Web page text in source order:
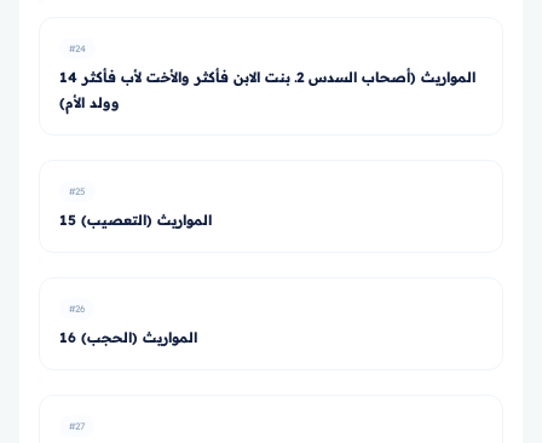
#24
14 المواريث (أصحاب السدس 2ـ بنت الابن فأكثر والأخت لأب فأكثر
وولد الأم)
#25
15 المواريث (التعصيب)
#26
16 المواريث (الحجب)
#27